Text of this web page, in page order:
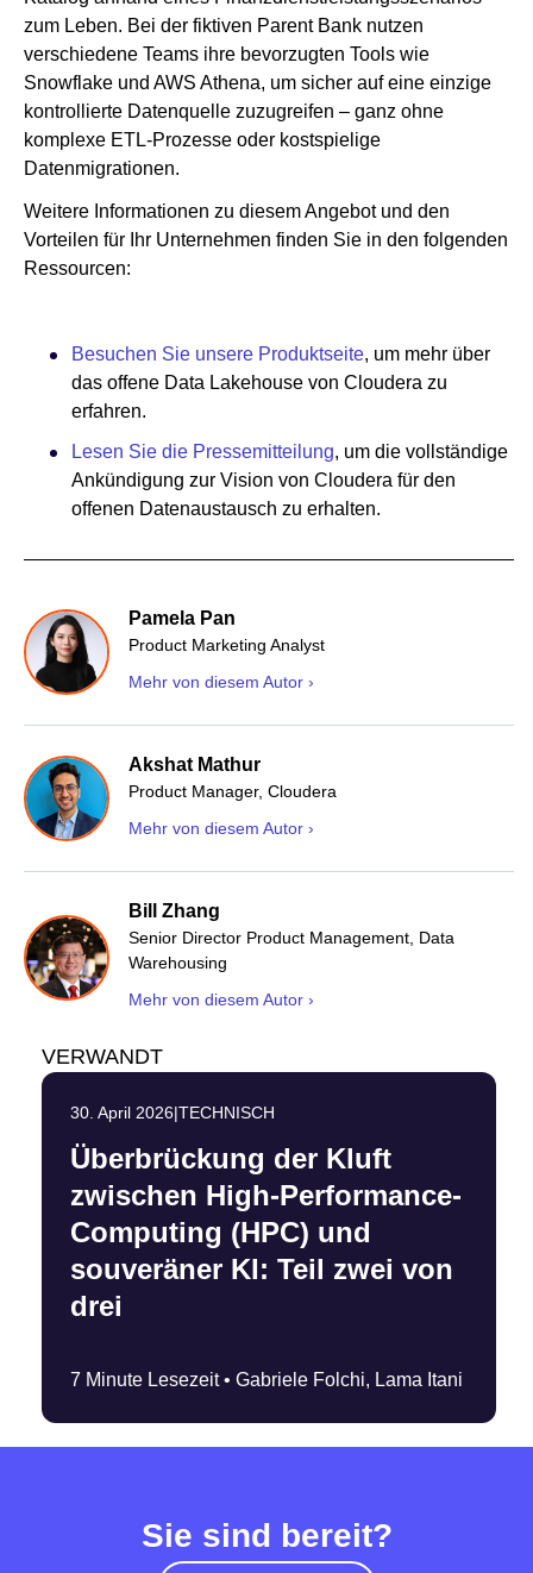
zum Leben. Bei der fiktiven Parent Bank nutzen
verschiedene Teams ihre bevorzugten Tools wie
Snowflake und AWS Athena, um sicher auf eine einzige
kontrollierte Datenquelle zuzugreifen – ganz ohne
komplexe ETL-Prozesse oder kostspielige
Datenmigrationen.
Weitere Informationen zu diesem Angebot und den
Vorteilen für Ihr Unternehmen finden Sie in den folgenden
Ressourcen:
Besuchen Sie unsere Produktseite, um mehr über
das offene Data Lakehouse von Cloudera zu
erfahren.
Lesen Sie die Pressemitteilung, um die vollständige
Ankündigung zur Vision von Cloudera für den
offenen Datenaustausch zu erhalten.
Pamela Pan
Product Marketing Analyst
Mehr von diesem Autor ›
Akshat Mathur
Product Manager, Cloudera
Mehr von diesem Autor ›
Bill Zhang
Senior Director Product Management, Data
Warehousing
Mehr von diesem Autor ›
VERWANDT
30. April 2026|TECHNISCH
Überbrückung der Kluft
zwischen High-Performance-
Computing (HPC) und
souveräner KI: Teil zwei von
drei
7 Minute Lesezeit • Gabriele Folchi, Lama Itani
Sie sind bereit?